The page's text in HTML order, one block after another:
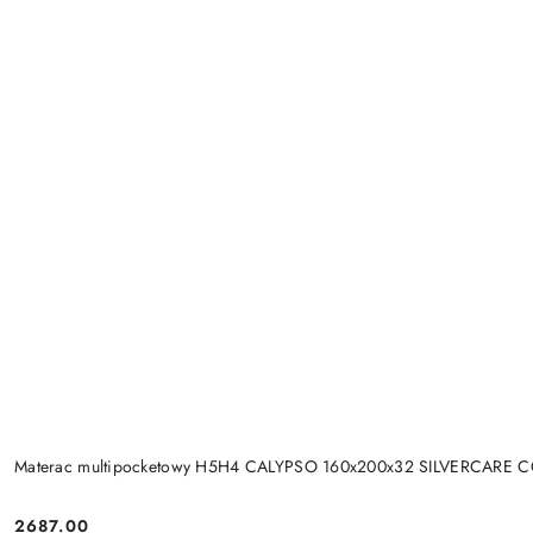
Materac multipocketowy H5H4 CALYPSO 160x200x32 SILVERCARE
2687.00